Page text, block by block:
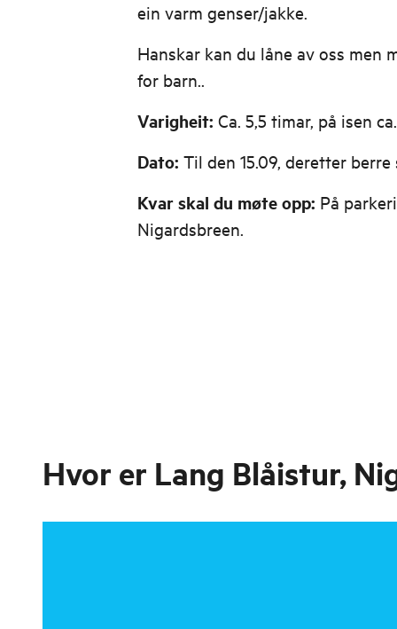
ein varm genser/jakke.
Hanskar kan du låne av oss men
for barn..
Varigheit: Ca. 5,5 timar, på isen
Dato: Til den 15.09, deretter
Kvar skal du møte opp: På
Nigardsbreen.
Hvor er Lang Blåistur,